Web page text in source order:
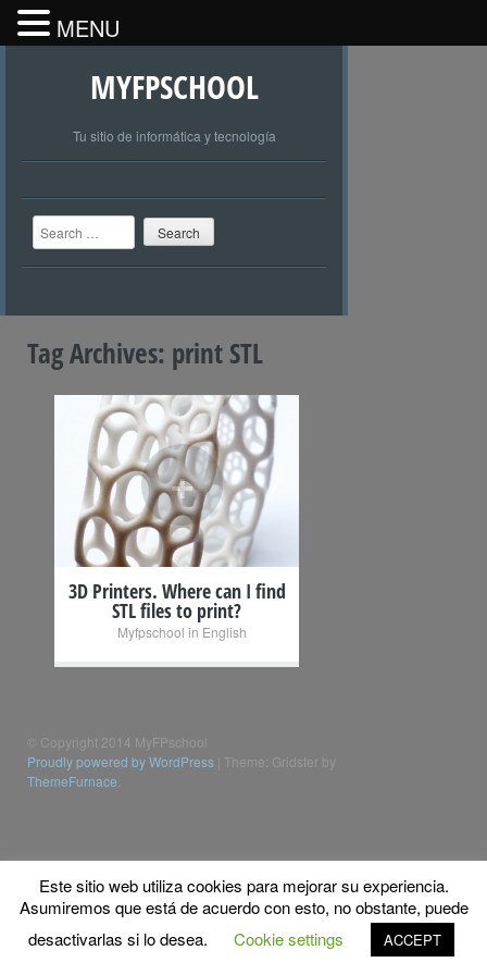
MYFPSCHOOL
Tu sitio de informática y tecnología
Search
Tag Archives: print STL
+
3D Printers. Where can I find
STL files to print?
Myfpschool in English
© Copyright 2014 MyFPschool
Proudly powered by WordPress Theme: Gridster by
ThemeFurnace
Este sitio web utiliza cookies para mejorar su experiencia.
Asumiremos que está de acuerdo con esto, no obstante, puede
desactivarlas si lo desea.
Cookie settings ACCEPT
MENU